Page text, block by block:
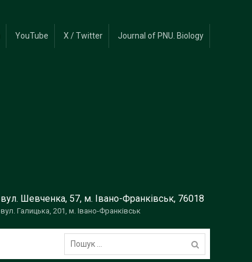
YouTube X / Twitter Journal of PNU. Biology
вул. Шевченка, 57, м. Івано-Франківськ, 76018
вул. Галицька, 201, м. Івано-Франківськ
Пошук: